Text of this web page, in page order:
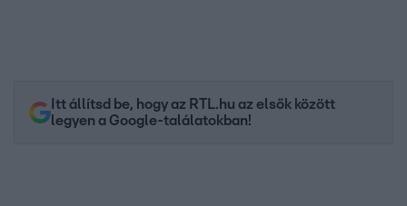
Itt állítsd be, hogy az RTL.hu az elsők között
legyen a Google-találatokban!